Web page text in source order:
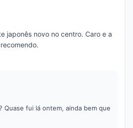
japonês novo no centro. Caro e a
Quase fui lá ontem, ainda bem que